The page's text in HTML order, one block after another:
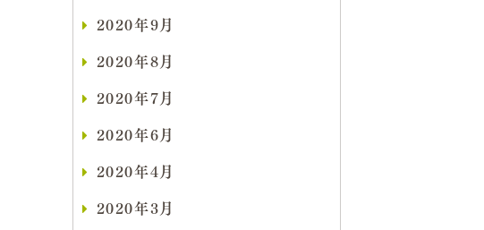
2020年9月
2020年8月
2020年7月
2020年6月
2020年4月
2020年3月